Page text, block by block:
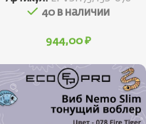
40 в наличии
944,00 ₽